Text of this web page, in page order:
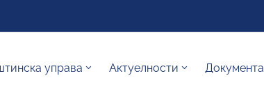
управа Актуелности Документа